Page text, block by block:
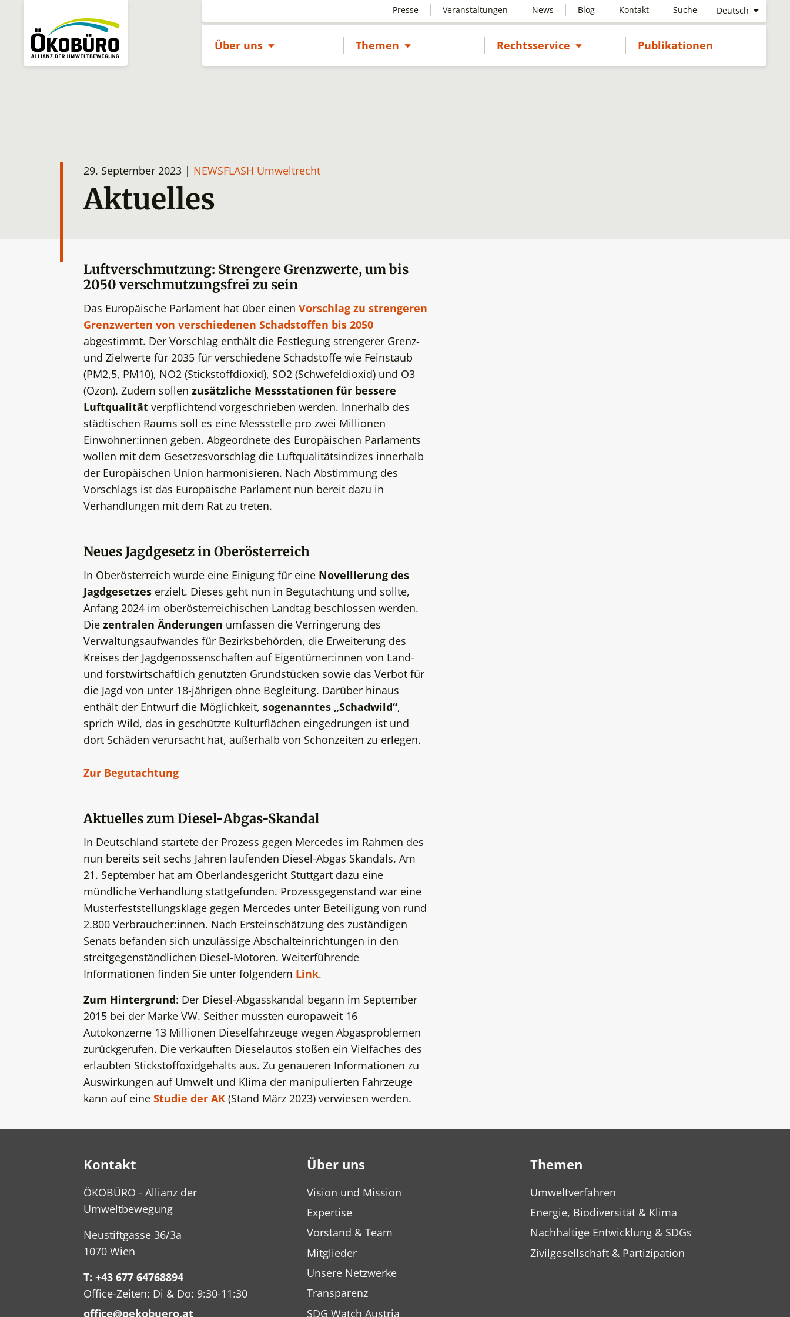
Über uns Untermenü öffnenThemen Untermenü öffnenRechtsservice Untermenü öffnenPublikationen
Presse Veranstaltungen News Blog Kontakt Suche Deutsch
29. September 2023 | NEWSFLASH Umweltrecht
Aktuelles
Luftverschmutzung: Strengere Grenzwerte, um bis
2050 verschmutzungsfrei zu sein
Das Europäische Parlament hat über einen Vorschlag zu strengeren
Grenzwerten von verschiedenen Schadstoffen bis 2050
abgestimmt. Der Vorschlag enthält die Festlegung strengerer Grenz-
und Zielwerte für 2035 für verschiedene Schadstoffe wie Feinstaub
(PM2,5, PM10), NO2 (Stickstoffdioxid), SO2 (Schwefeldioxid) und O3
(Ozon). Zudem sollen zusätzliche Messstationen für bessere
Luftqualität verpflichtend vorgeschrieben werden. Innerhalb des
städtischen Raums soll es eine Messstelle pro zwei Millionen
Einwohner:innen geben. Abgeordnete des Europäischen Parlaments
wollen mit dem Gesetzesvorschlag die Luftqualitätsindizes innerhalb
der Europäischen Union harmonisieren. Nach Abstimmung des
Vorschlags ist das Europäische Parlament nun bereit dazu in
Verhandlungen mit dem Rat zu treten.
Neues Jagdgesetz in Oberösterreich
In Oberösterreich wurde eine Einigung für eine Novellierung des
Jagdgesetzes erzielt. Dieses geht nun in Begutachtung und sollte,
Anfang 2024 im oberösterreichischen Landtag beschlossen werden.
Die zentralen Änderungen umfassen die Verringerung des
Verwaltungsaufwandes für Bezirksbehörden, die Erweiterung des
Kreises der Jagdgenossenschaften auf Eigentümer:innen von Land-
und forstwirtschaftlich genutzten Grundstücken sowie das Verbot für
die Jagd von unter 18-jährigen ohne Begleitung. Darüber hinaus
enthält der Entwurf die Möglichkeit, sogenanntes „Schadwild“,
sprich Wild, das in geschützte Kulturflächen eingedrungen ist und
dort Schäden verursacht hat, außerhalb von Schonzeiten zu erlegen.
Zur Begutachtung
Aktuelles zum Diesel-Abgas-Skandal
In Deutschland startete der Prozess gegen Mercedes im Rahmen des
nun bereits seit sechs Jahren laufenden Diesel-Abgas Skandals. Am
21. September hat am Oberlandesgericht Stuttgart dazu eine
mündliche Verhandlung stattgefunden. Prozessgegenstand war eine
Musterfeststellungsklage gegen Mercedes unter Beteiligung von rund
2.800 Verbraucher:innen. Nach Ersteinschätzung des zuständigen
Senats befanden sich unzulässige Abschalteinrichtungen in den
streitgegenständlichen Diesel-Motoren. Weiterführende
Informationen finden Sie unter folgendem Link.
Zum Hintergrund: Der Diesel-Abgasskandal begann im September
2015 bei der Marke VW. Seither mussten europaweit 16
Autokonzerne 13 Millionen Dieselfahrzeuge wegen Abgasproblemen
zurückgerufen. Die verkauften Dieselautos stoßen ein Vielfaches des
erlaubten Stickstoffoxidgehalts aus. Zu genaueren Informationen zu
Auswirkungen auf Umwelt und Klima der manipulierten Fahrzeuge
kann auf eine Studie der AK (Stand März 2023) verwiesen werden.
Kontakt
ÖKOBÜRO - Allianz der
Umweltbewegung
Neustiftgasse 36/3a
1070 Wien
T: +43 677 64768894
Office-Zeiten: Di & Do: 9:30-11:30
office@oekobuero.at
Über uns
Vision und Mission
Expertise
Vorstand & Team
Mitglieder
Unsere Netzwerke
Transparenz
SDG Watch Austria
Themen
Umweltverfahren
Energie, Biodiversität & Klima
Nachhaltige Entwicklung & SDGs
Zivilgesellschaft & Partizipation